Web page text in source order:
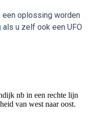
een oplossing worden
als u zelf ook een UFO